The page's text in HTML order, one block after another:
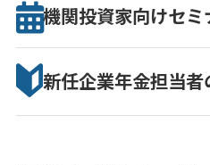
機関投資家向けセミ
新任企業年金担当者